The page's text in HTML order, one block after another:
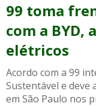
99 toma
com a BYD,
elétricos
Acordo com a 99
Sustentável e
em São Paulo nos